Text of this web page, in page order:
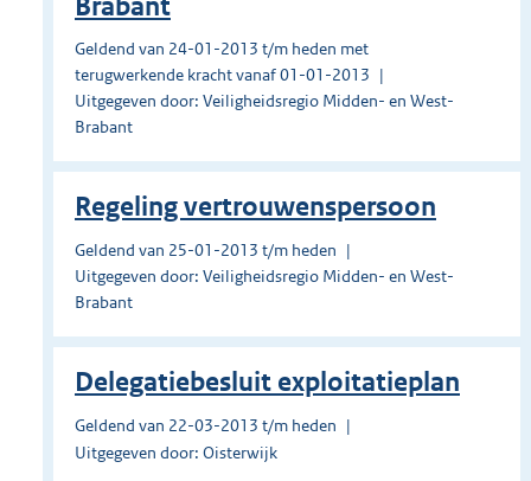
Brabant
Geldend van 24-01-2013 t/m heden met
terugwerkende kracht vanaf 01-01-2013
Uitgegeven door: Veiligheidsregio Midden- en West-
Brabant
Regeling vertrouwenspersoon
Geldend van 25-01-2013 t/m heden
Uitgegeven door: Veiligheidsregio Midden- en West-
Brabant
Delegatiebesluit exploitatieplan
Geldend van 22-03-2013 t/m heden
Uitgegeven door: Oisterwijk